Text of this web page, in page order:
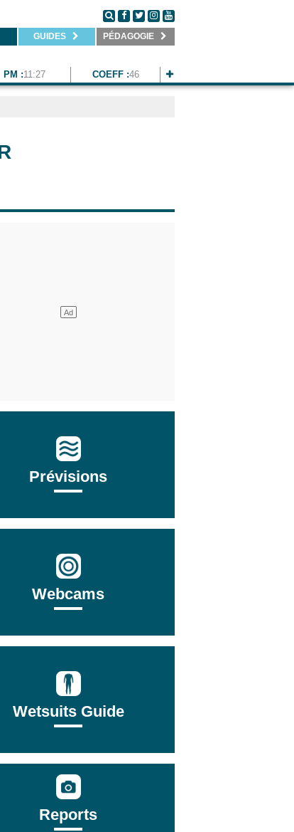
GUIDES PÉDAGOGIE
PM :11:27 COEFF :46
Prévisions
Webcams
Wetsuits Guide
Reports